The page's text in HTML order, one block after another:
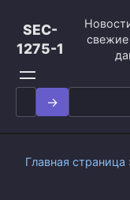
контенту
SEC-
1275-1
свежие
Search
for:
Главная страница